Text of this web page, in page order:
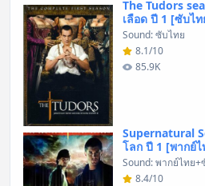
The Tudors
เลือด ปี 1 [ซับไ
Sound: ซับไทย
8.1/10
85.9K
Supernatural
โลก ปี 1 [พากย์
Sound: พากย์ไทย+
8.4/10